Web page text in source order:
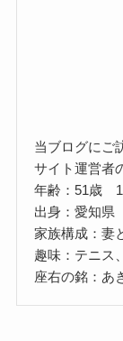
当ブログにご
サイト運営者
年齢：51歳
出身：愛知県
家族構成：妻
趣味：テニス
座右の銘：あ